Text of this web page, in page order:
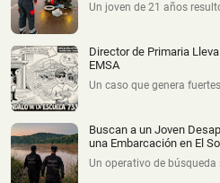
Un joven de 21 años
Director de Primaria
EMSA
Un caso que genera
Buscan a un Joven
una Embarcación en El
Un operativo de